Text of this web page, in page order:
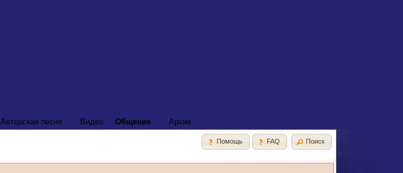
Авторская песня Видео Общение Архив
Помощь FAQ
Поиск